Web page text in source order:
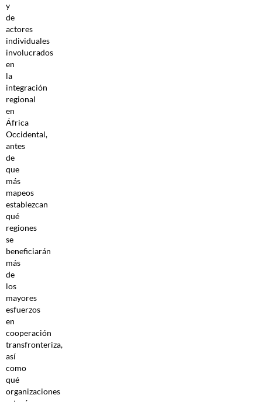
y
de
actores
individuales
involucrados
en
la
integración
regional
en
África
Occidental,
antes
de
que
más
mapeos
establezcan
qué
regiones
se
beneficiarán
más
de
los
mayores
esfuerzos
en
cooperación
transfronteriza,
así
como
qué
organizaciones